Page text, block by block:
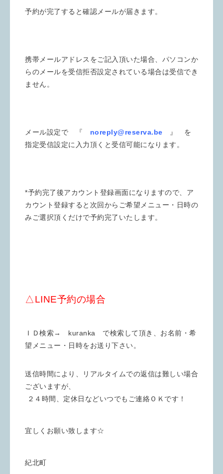
予約が完了すると確認メールが届きます。
携帯メールアドレスをご記入頂いた場合、パソコンか
らのメールを受信拒否設定されている場合は受信でき
ません。
メール設定で 『 noreply@reserva.be
』 を
指定受信設定に入力頂くと受信可能になります。
*予約完了後アカウント登録画面になりますので、ア
カウント登録すると次回からご希望メニュー・日時の
みご選択頂くだけで予約完了いたします。
△LINE予約の場合
ＩＤ検索→ kuranka で検索して頂き、お名前・希
望メニュー・日時をお送り下さい。
送信時間により、リアルタイムでの返信は難しい場合
ございますが、
２４時間、定休日などいつでもご連絡ＯＫです！
宜しくお願い致します☆
紀北町